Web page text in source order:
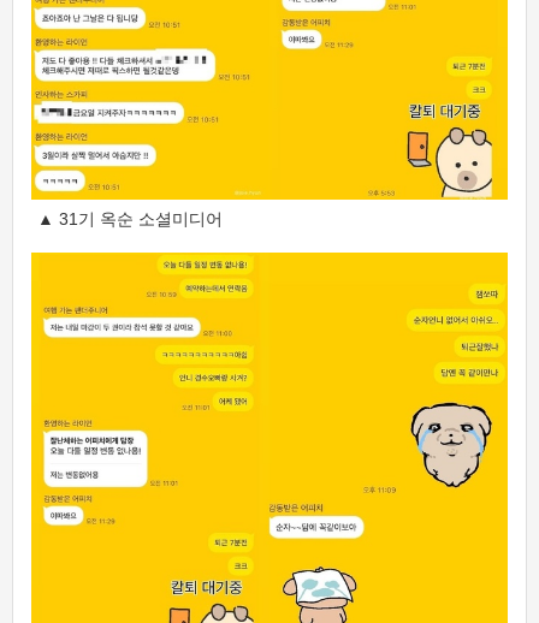
▲ 31기 옥순 소셜미디어